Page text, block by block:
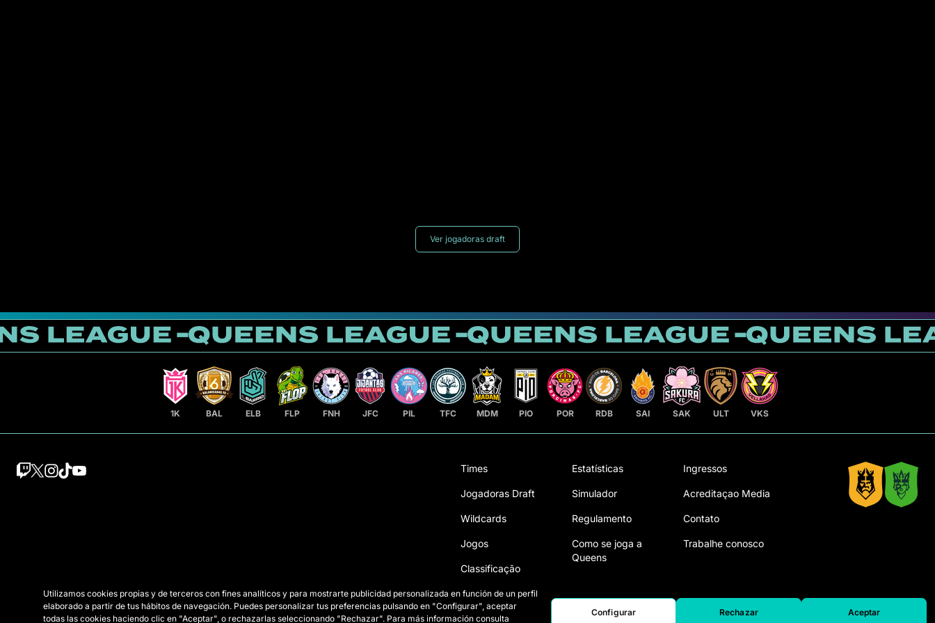
Ver jogadoras draft
1K BAL ELB FLP FNH JFC PIL TFC MDM PIO POR RDB SAI SAK ULT VKS
Times
Jogadoras Draft
Wildcards
Jogos
Classificação
Estatísticas
Simulador
Regulamento
Como se joga a
Queens
Ingressos
Acreditaçao Media
Contato
Trabalhe conosco
Utilizamos cookies propias y de terceros con fines analíticos y para mostrarte publicidad personalizada en función de un perfil
elaborado a partir de tus hábitos de navegación. Puedes personalizar tus preferencias pulsando en "Configurar", aceptar
todas las cookies haciendo clic en "Aceptar", o rechazarlas seleccionando "Rechazar". Para más información consulta
Configurar Rechazar Aceptar